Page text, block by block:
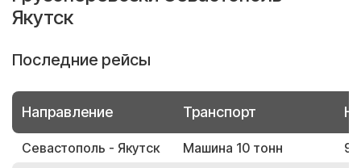
Якутск
Последние рейсы
Направление Транспорт
Севастополь - Якутск Машина 10 тонн